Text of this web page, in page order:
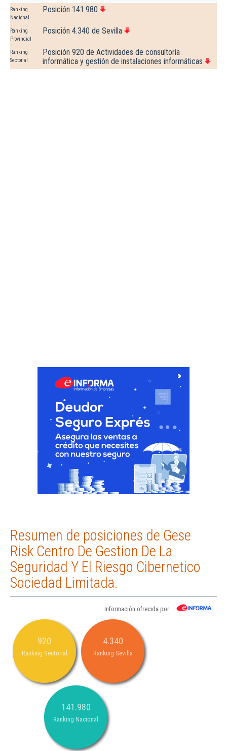
Ranking
Nacional
Posición 141.980
Ranking
Provincial
Posición 4.340 de Sevilla
Ranking
Sectorial
Posición 920 de Actividades de consultoría
informática y gestión de instalaciones informáticas
Resumen de posiciones de Gese
Risk Centro De Gestion De La
Seguridad Y El Riesgo Cibernetico
Sociedad Limitada.
Información ofrecida por
920
Ranking Sectorial
4.340
Ranking Sevilla
141.980
Ranking Nacional